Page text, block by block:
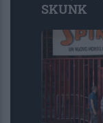
SKUNK